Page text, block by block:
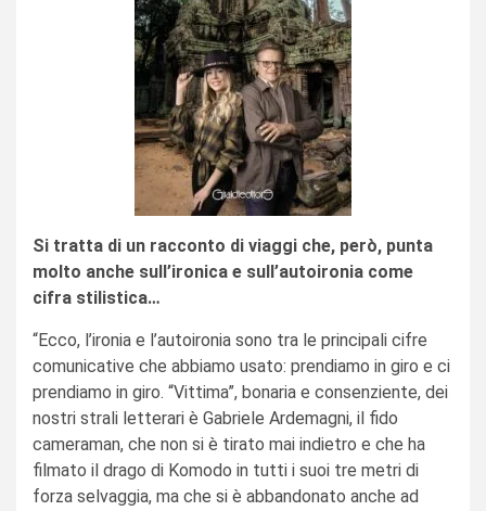
Si tratta di un racconto di viaggi che, però, punta
molto anche sull’ironica e sull’autoironia come
cifra stilistica…
“Ecco, l’ironia e l’autoironia sono tra le principali cifre
comunicative che abbiamo usato: prendiamo in giro e ci
prendiamo in giro. “Vittima”, bonaria e consenziente, dei
nostri strali letterari è Gabriele Ardemagni, il fido
cameraman, che non si è tirato mai indietro e che ha
filmato il drago di Komodo in tutti i suoi tre metri di
forza selvaggia, ma che si è abbandonato anche ad